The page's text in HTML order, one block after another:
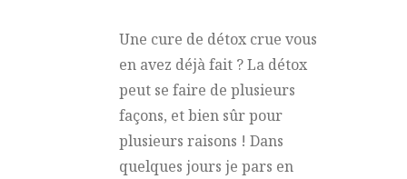
Une cure de détox crue vous
en avez déjà fait ? La détox
peut se faire de plusieurs
façons, et bien sûr pour
plusieurs raisons ! Dans
quelques jours je pars en